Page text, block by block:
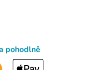
pohodlně